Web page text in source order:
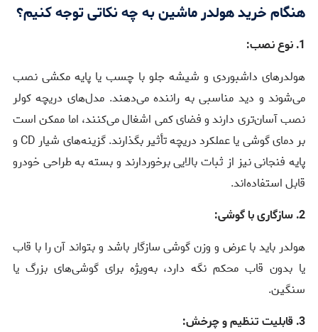
هنگام خرید هولدر ماشین به چه نکاتی توجه کنیم؟
1. نوع نصب:
هولدرهای داشبوردی و شیشه جلو با چسب یا پایه مکشی نصب
می‌شوند و دید مناسبی به راننده می‌دهند. مدل‌های دریچه کولر
نصب آسان‌تری دارند و فضای کمی اشغال می‌کنند، اما ممکن است
بر دمای گوشی یا عملکرد دریچه تأثیر بگذارند. گزینه‌های شیار CD و
پایه فنجانی نیز از ثبات بالایی برخوردارند و بسته به طراحی خودرو
قابل استفاده‌اند.
2. سازگاری با گوشی:
هولدر باید با عرض و وزن گوشی سازگار باشد و بتواند آن را با قاب
یا بدون قاب محکم نگه دارد، به‌ویژه برای گوشی‌های بزرگ یا
سنگین.
3. قابلیت تنظیم و چرخش: